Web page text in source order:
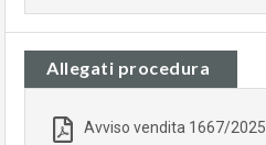
Allegati procedura
Avviso vendita 1667/2025